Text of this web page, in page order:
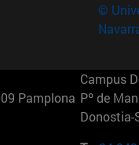
©
Pamplona
Campus
Pº de
Donostia-